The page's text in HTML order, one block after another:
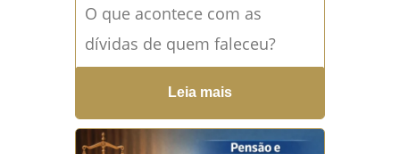
O que acontece com as
dívidas de quem faleceu?
Perder um ente querido já é
um momento extremamente
delicado. No entanto, além...
Leia mais